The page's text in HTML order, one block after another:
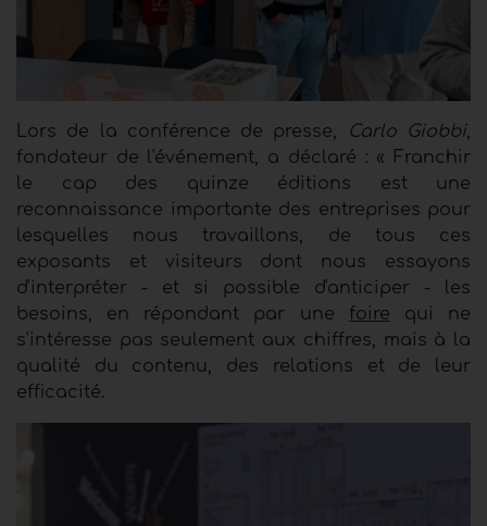
Lors de la conférence de presse, Carlo Giobbi,
fondateur de l'événement, a déclaré : « Franchir
le cap des quinze éditions est une
reconnaissance importante des entreprises pour
lesquelles nous travaillons, de tous ces
exposants et visiteurs dont nous essayons
d'interpréter - et si possible d'anticiper - les
besoins, en répondant par une foire qui ne
s'intéresse pas seulement aux chiffres, mais à la
qualité du contenu, des relations et de leur
efficacité.